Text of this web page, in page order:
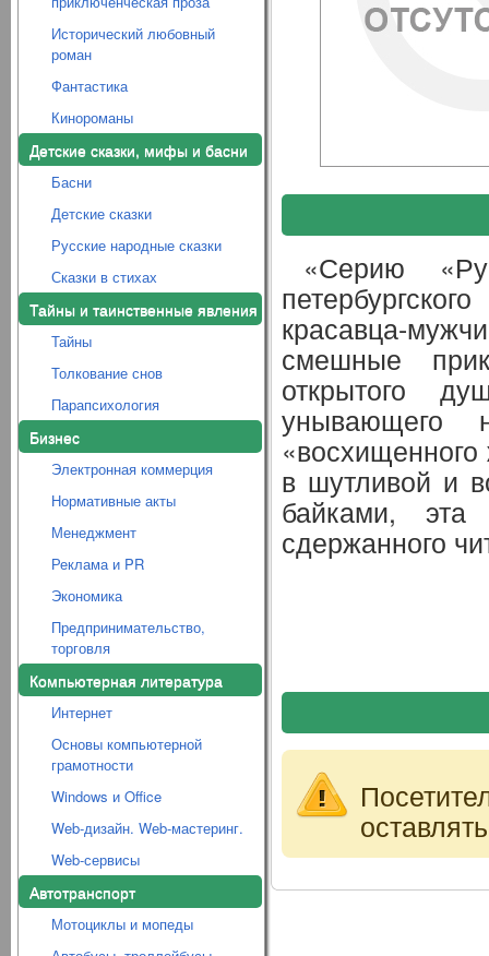
Исторический любовный
роман
Фантастика
Кинороманы
Детские сказки, мифы и басни
Басни
Детские сказки
Русские народные сказки
Сказки в стихах
Тайны и таинственные явления
Тайны
Толкование снов
Парапсихология
Бизнес
Электронная коммерция
Нормативные акты
Менеджмент
Реклама и PR
Экономика
Предпринимательство,
торговля
Компьютерная литература
Интернет
Основы компьютерной
грамотности
Windows и Office
Web-дизайн. Web-мастеринг.
Web-сервисы
Автотранспорт
Мотоциклы и мопеды
«Серию
красавца-
смешные
открытого
унывающего
в шутливой и
байками, эта
сдержанного